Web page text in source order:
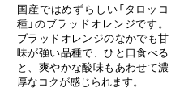
国産ではめずらしい「タロッコ
種」のブラッドオレンジです。
ブラッドオレンジのなかでも甘
味が強い品種で、ひと口食べる
と、爽やかな酸味もあわせて濃
厚なコクが感じられます。